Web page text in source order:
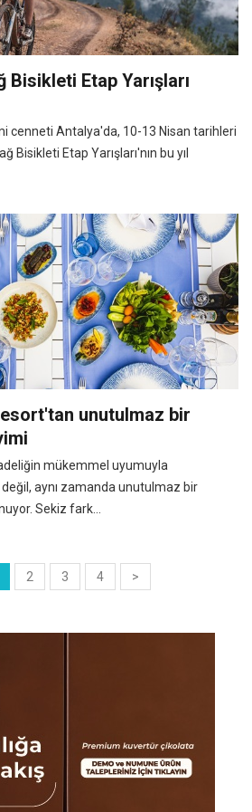
Bisikleti Etap Yarışları
cenneti Antalya'da, 10-13 Nisan tarihleri
Bisikleti Etap Yarışları'nın bu yıl
unutulmaz bir
mükemmel uyumuyla
aynı zamanda unutulmaz bir
Sekiz fark...
2 3 4 >